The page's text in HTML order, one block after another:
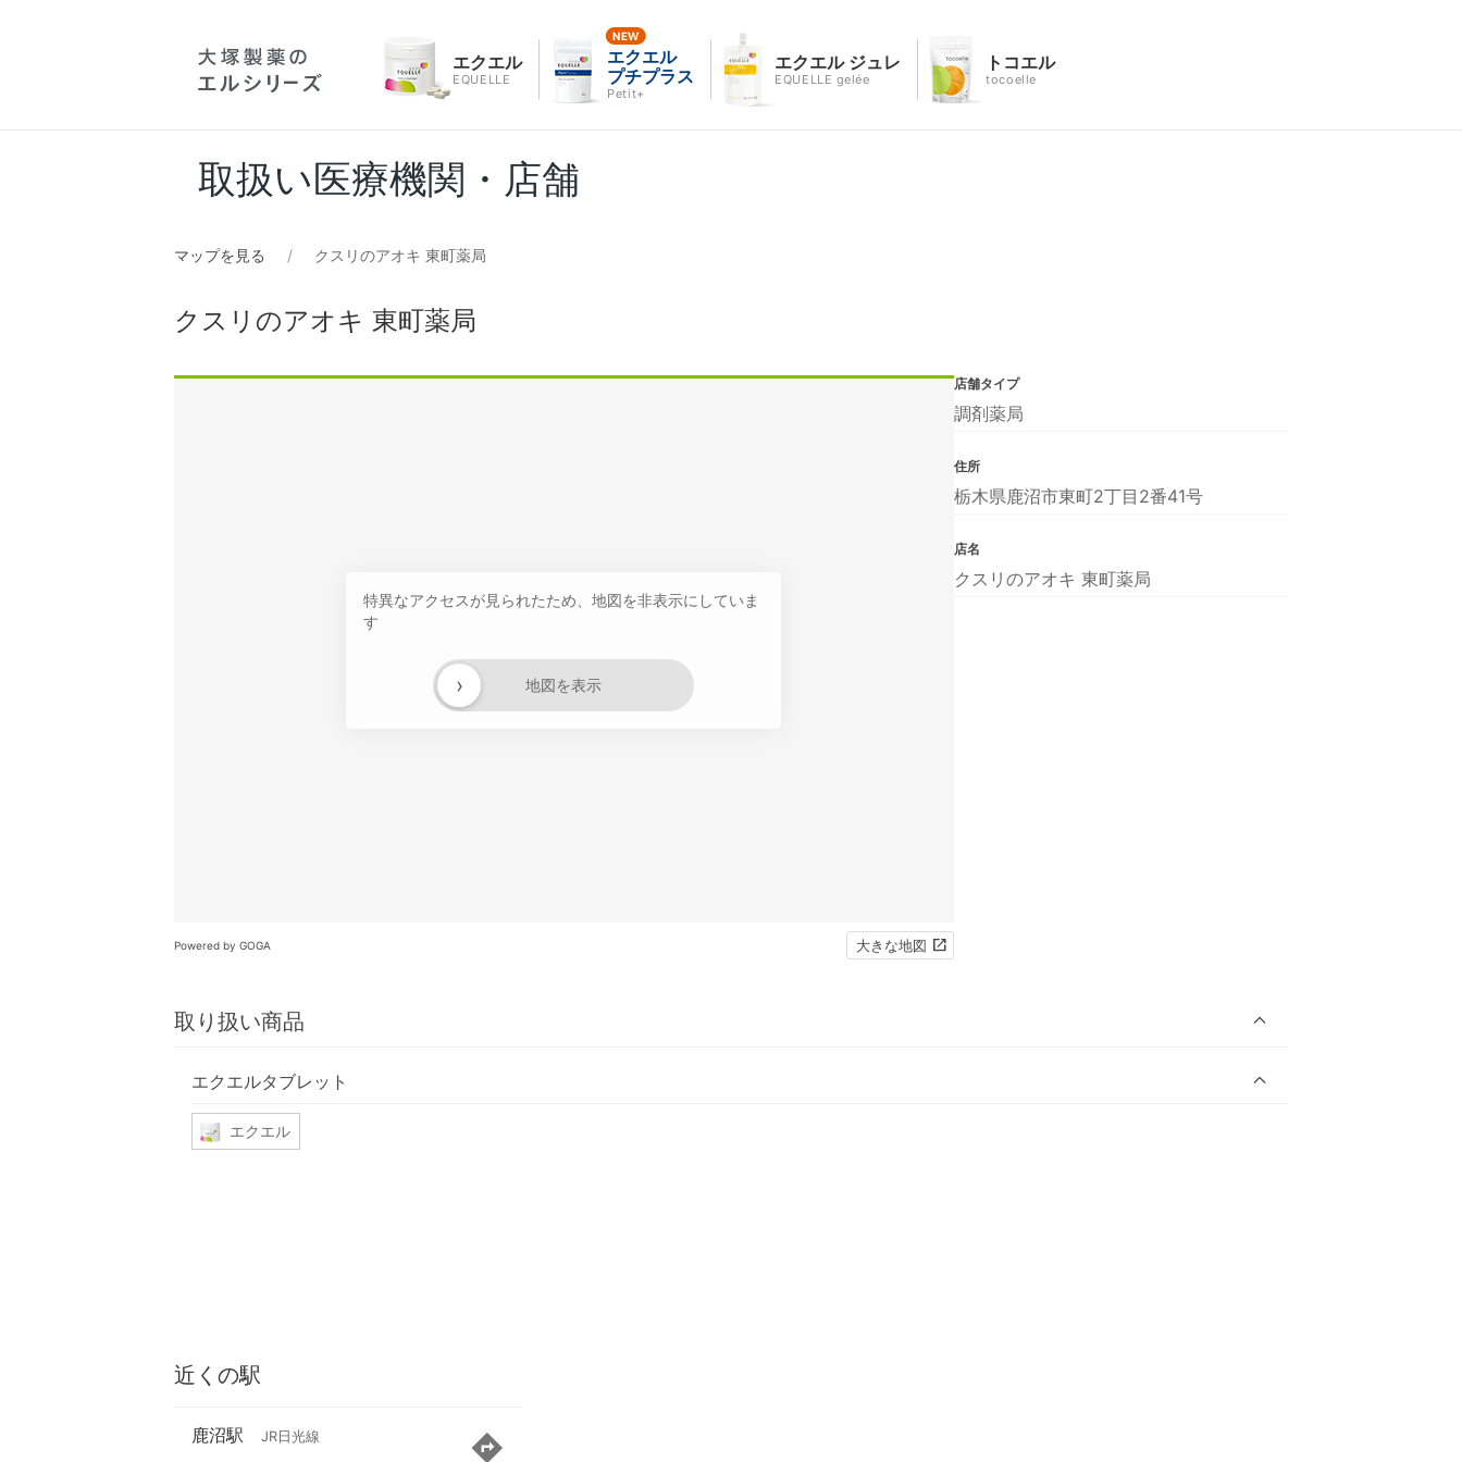
エクエル
EQUELLE
エクエル
プチプラス
Petit+
エクエル ジュレ
EQUELLE gelée
トコエル
tocoelle
取扱い医療機関・店舗
マップを見る クスリのアオキ 東町薬局
クスリのアオキ 東町薬局
特異なアクセスが見られたため、地図を非表示にしていま
す
地図を表示
›
Powered by GOGA 大きな地図
取り扱い商品
エクエルタブレット
エクエル
店舗タイプ
調剤薬局
住所
栃木県鹿沼市東町2丁目2番41号
店名
クスリのアオキ 東町薬局
近くの駅
鹿沼駅 JR日光線